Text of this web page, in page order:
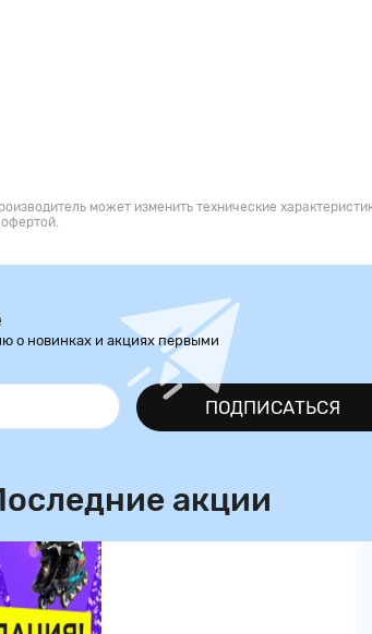
может изменить технические
о новинках и акциях первыми
ПОДПИСАТЬСЯ
акции